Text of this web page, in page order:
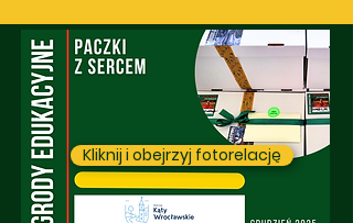
Kliknij i obejrzyj fotorelację